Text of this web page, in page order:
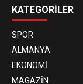
KATEGORİLER
SPOR
ALMANYA
EKONOMİ
MAGAZİN